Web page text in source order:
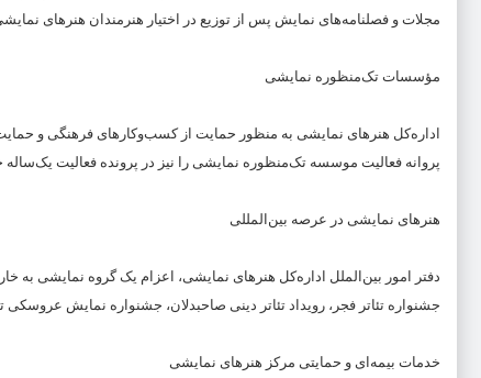
مجلات و فصلنامه‌های نمایش پس از توزیع در اختیار هنرمندان هنرهای
مؤسسات تک‌منظوره نمایشی
پروانه فعالیت موسسه تک‌منظوره نمایشی را نیز در پرونده فعالیت یک‌ساله
هنرهای نمایشی در عرصه بین‌المللی
جشنواره تئاتر فجر، رویداد تئاتر دینی صاحبدلان، جشنواره نمایش
خدمات بیمه‌ای و حمایتی مرکز هنرهای نمایشی